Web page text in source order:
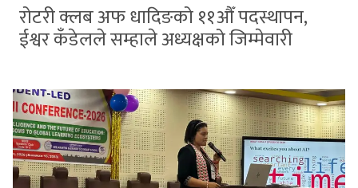
रोटरी क्लब अफ धादिङको ११औँ पदस्थापन,
ईश्वर कँडेलले सम्हाले अध्यक्षको जिम्मेवारी